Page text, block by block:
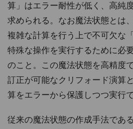
算」はエラー耐性が低く、高純
求められる。なお魔法状態とは
複雑な計算を行う上で不可欠な
特殊な操作を実行するために必
のこと。この魔法状態を高精度
訂正が可能なクリフォード演算
算をエラーから保護しつつ実行
従来の魔法状態の作成手法であ